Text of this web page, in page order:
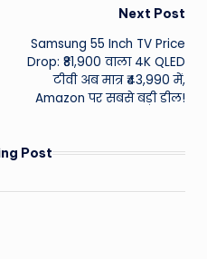
Next Post
Samsung 55 Inch TV Price
Drop: ₹81,900 वाला 4K QLED
टीवी अब मात्र ₹43,990 में,
Amazon पर सबसे बड़ी डील!
Post